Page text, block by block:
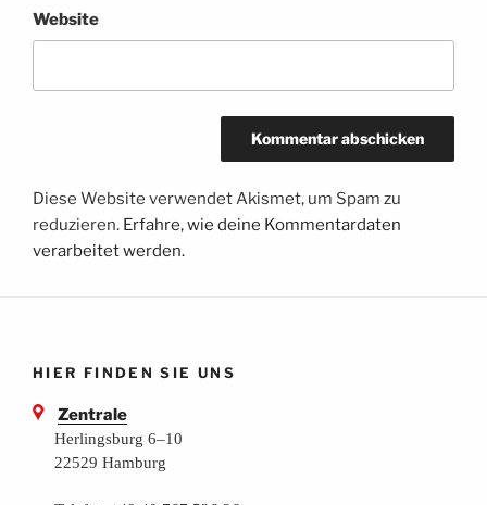
Website
Diese Website verwendet Akismet, um Spam zu
reduzieren. Erfahre, wie deine Kommentardaten
verarbeitet werden.
HIER FINDEN SIE UNS
Zentrale
Herlingsburg 6–10
22529 Hamburg